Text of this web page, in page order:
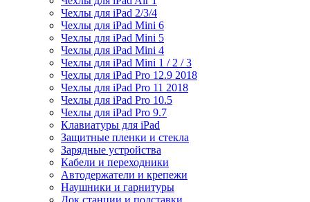
Чехлы для iPad 2/3/4
Чехлы для iPad Mini 6
Чехлы для iPad Mini 5
Чехлы для iPad Mini 4
Чехлы для iPad Mini 1 / 2 / 3
Чехлы для iPad Pro 12.9 2018
Чехлы для iPad Pro 11 2018
Чехлы для iPad Pro 10.5
Чехлы для iPad Pro 9.7
Клавиатуры для iPad
Защитные пленки и стекла
Зарядные устройства
Кабели и переходники
Автодержатели и крепежи
Наушники и гарнитуры
Док станции и подставки